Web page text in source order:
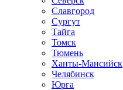
Славгород
Сургут
Тайга
Томск
Тюмень
Ханты-Мансийск
Челябинск
Юрга